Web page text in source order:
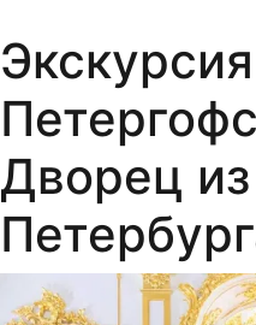
Дворец